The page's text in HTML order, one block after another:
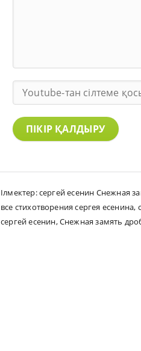
ПІКІР ҚАЛДЫРУ
Ілмектер:сергей есенин Снежная
все стихотворения сергея есенина,
сергей есенин,Снежная замять